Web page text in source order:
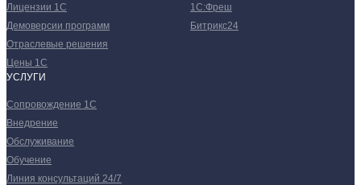
Лицензии 1С
Демоверсии программ
Отраслевые решения
Цены 1С
1С:Фреш
Битрикс24
УСЛУГИ
Сопровождение 1С
Внедрение
Обслуживание
Обучение
Линия консультаций 24/7